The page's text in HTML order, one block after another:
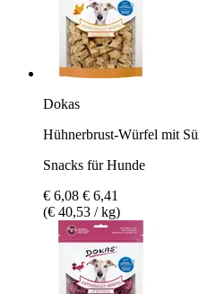
Dokas
Hühnerbrust-Würfel mit
Snacks für Hunde
€ 6,08 € 6,41
(€ 40,53 / kg)